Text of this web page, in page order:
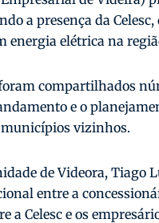
a presença da
energia elétrica na
compartilhados
e o
vizinhos.
de Videora,
entre a
a Celesc e os